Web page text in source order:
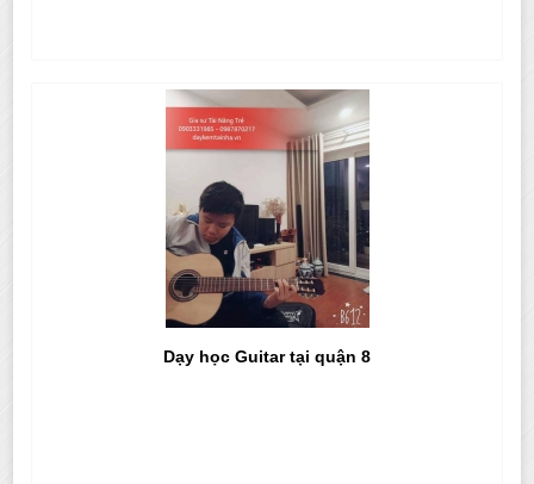
Dạy học Guitar tại quận 8